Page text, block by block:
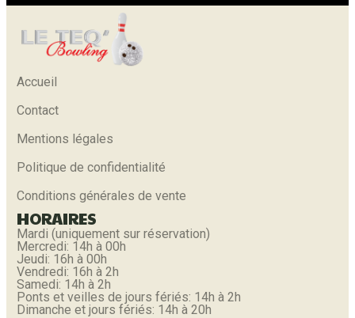
Accueil
Contact
Mentions légales
Politique de confidentialité
Conditions générales de vente
HORAIRES
Mardi (uniquement sur réservation)
Mercredi: 14h à 00h
Jeudi: 16h à 00h
Vendredi: 16h à 2h
Samedi: 14h à 2h
Ponts et veilles de jours fériés: 14h à 2h
Dimanche et jours fériés: 14h à 20h